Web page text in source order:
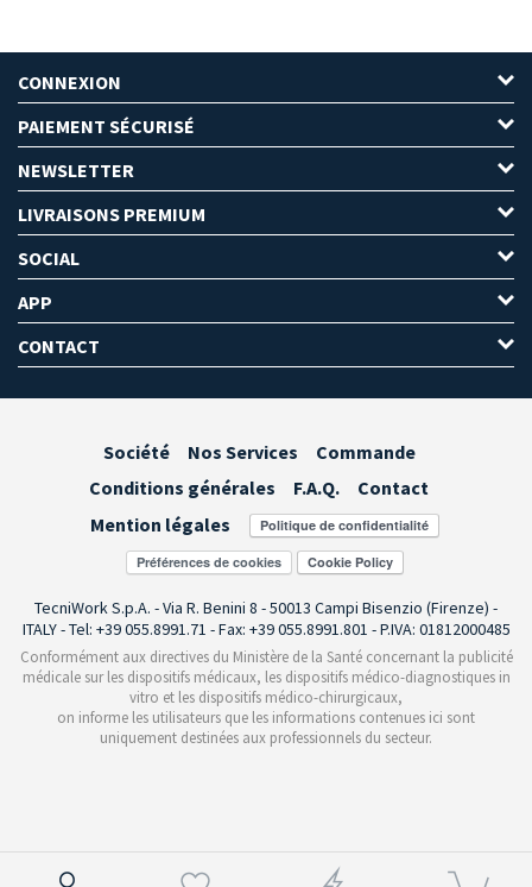
CONNEXION
PAIEMENT SÉCURISÉ
NEWSLETTER
LIVRAISONS PREMIUM
SOCIAL
APP
CONTACT
Société Nos Services
Commande
Conditions générales
F.A.Q.
Contact
Mention légales
Préférences de cookies
TecniWork S.p.A. - Via R. Benini 8 - 50013 Campi Bisenzio (Firenze) -
ITALY - Tel: +39 055.8991.71 - Fax: +39 055.8991.801 - P.IVA: 01812000485
Conformément aux directives du Ministère de la Santé concernant la publicité
médicale sur les dispositifs médicaux, les dispositifs médico-diagnostiques in
vitro et les dispositifs médico-chirurgicaux,
on informe les utilisateurs que les informations contenues ici sont
uniquement destinées aux professionnels du secteur.